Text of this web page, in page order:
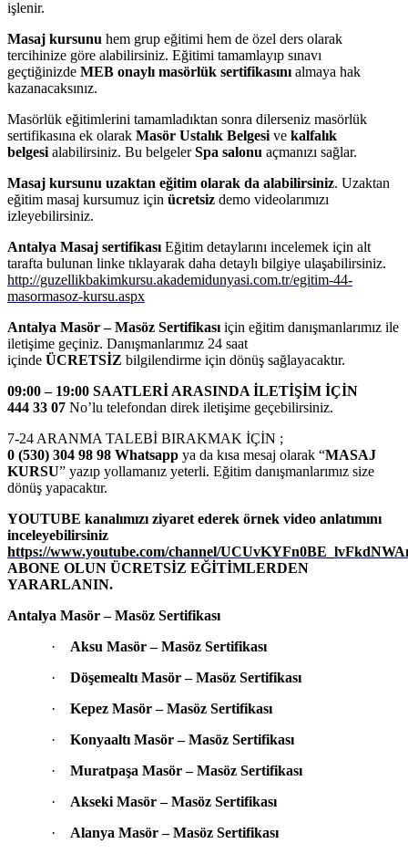
işlenir.
Masaj kursunu hem grup eğitimi hem de özel ders olarak
tercihinize göre alabilirsiniz. Eğitimi tamamlayıp sınavı
geçtiğinizde MEB onaylı masörlük sertifikasını almaya hak
kazanacaksınız.
Masörlük eğitimlerini tamamladıktan sonra dilerseniz masörlük
sertifikasına ek olarak Masör Ustalık Belgesi ve kalfalık
belgesi alabilirsiniz. Bu belgelerSpa salonu açmanızı sağlar.
Masaj kursunu uzaktan eğitim olarak da alabilirsiniz. Uzaktan
eğitim masaj kursumuz için ücretsiz demo videolarımızı
izleyebilirsiniz.
Antalya Masaj sertifikası Eğitim detaylarını incelemek için alt
tarafta bulunan linke tıklayarak daha detaylı bilgiye ulaşabilirsiniz.
http://guzellikbakimkursu.akademidunyasi.com.tr/egitim-44-
masormasoz-kursu.aspx
Antalya Masör – Masöz Sertifikası için eğitim danışmanlarımız ile
iletişime geçiniz. Danışmanlarımız 24 saat
içinde ÜCRETSİZ bilgilendirme için dönüş sağlayacaktır.
09:00 – 19:00 SAATLERİ ARASINDA İLETİŞİM İÇİN
444 33 07 No’lu telefondan direk iletişime geçebilirsiniz.
7-24 ARANMA TALEBİ BIRAKMAK İÇİN ;
0 (530) 304 98 98 Whatsapp ya da kısa mesaj olarak “MASAJ
KURSU” yazıp yollamanız yeterli. Eğitim danışmanlarımız size
dönüş yapacaktır.
YOUTUBE kanalımızı ziyaret ederek örnek video anlatımını
inceleyebilirsiniz
https://www.youtube.com/channel/
ABONE OLUN ÜCRETSİZ EĞİTİMLERDEN
YARARLANIN.
Antalya Masör – Masöz Sertifikası
·
Aksu Masör – Masöz Sertifikası
·
Döşemealtı Masör – Masöz Sertifikası
·
Kepez Masör – Masöz Sertifikası
·
Konyaaltı Masör – Masöz Sertifikası
·
Muratpaşa Masör – Masöz Sertifikası
·
Akseki Masör – Masöz Sertifikası
·
Alanya Masör – Masöz Sertifikası